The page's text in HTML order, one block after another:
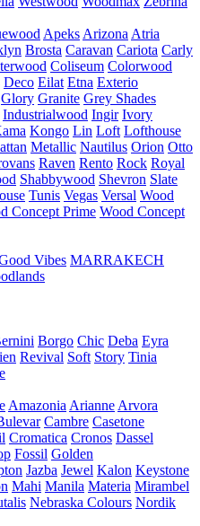
Apeks Arizona Atria
Brosta Caravan Cariota Carly
Coliseum Colorwood
Deco Eilat Etna Exterio
Glory Granite Grey Shades
Industrialwood Ingir Ivory
Kongo Lin Loft Lofthouse
Metallic Nautilus Orion Otto
Raven Rento Rock Royal
Shabbywood Shevron Slate
Tunis Vegas Versal Wood
Concept Prime Wood Concept
Vibes MARRAKECH
Borgo Chic Deba Eyra
Revival Soft Story Tinia
Amazonia Arianne Arvora
Cambre Casetone
Cromatica Cronos Dassel
Fossil Golden
Jazba Jewel Kalon Keystone
Mahi Manila Materia Mirambel
Nebraska Colours Nordik